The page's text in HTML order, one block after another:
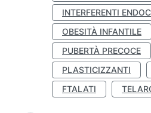
INTERFERENTI
OBESITÀ INFANTILE
PUBERTÀ PRECOCE
PLASTICIZZANTI
FTALATI